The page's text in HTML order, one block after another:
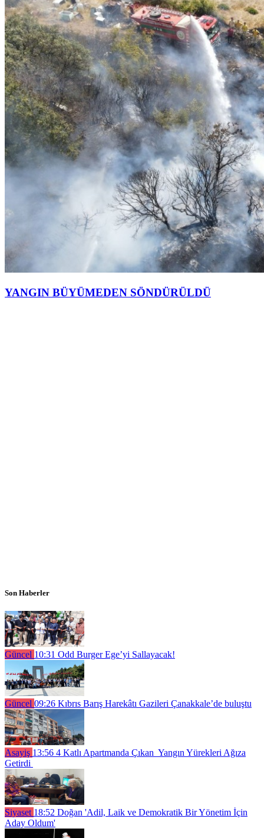
YANGIN BÜYÜMEDEN SÖNDÜRÜLDÜ
Son Haberler
Güncel 10:31 Odd Burger Ege’yi Sallayacak!
Güncel 09:26 Kıbrıs Barış Harekâtı Gazileri Çanakkale’de buluştu
Asayiş 13:56 4 Katlı Apartmanda Çıkan Yangın Yürekleri Ağıza
Getirdi
Siyaset 18:52 Doğan 'Adil, Laik ve Demokratik Bir Yönetim İçin
Aday Oldum'